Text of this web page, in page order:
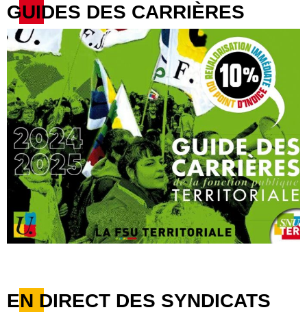
GUIDES DES CARRIÈRES
EN DIRECT DES SYNDICATS